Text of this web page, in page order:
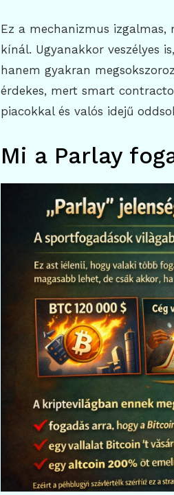
Ez a mechanizmus
kínál. Ugyanakkor veszélyes
hanem gyakran
érdekes, mert smart
piacokkal és valós idejű
Mi a Parlay